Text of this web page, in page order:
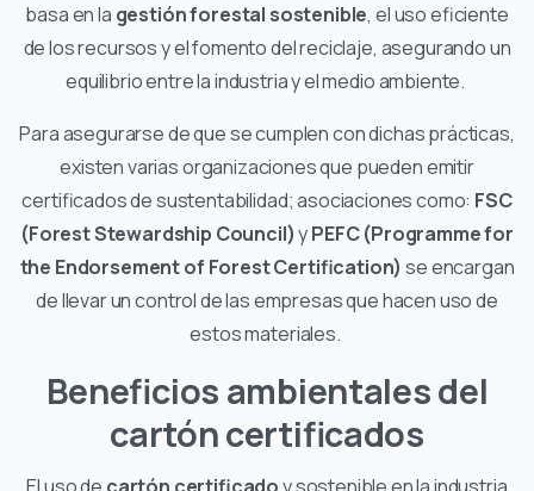
basa en la gestión forestal sostenible, el uso eficiente
de los recursos y el fomento del reciclaje, asegurando un
equilibrio entre la industria y el medio ambiente.
Para asegurarse de que se cumplen con dichas prácticas,
existen varias organizaciones que pueden emitir
certificados de sustentabilidad; asociaciones como: FSC
(Forest Stewardship Council)yPEFC (Programme for
the Endorsement of Forest Certification)se encargan
de llevar un control de las empresas que hacen uso de
estos materiales.
Beneficios ambientales del
cartón certificados